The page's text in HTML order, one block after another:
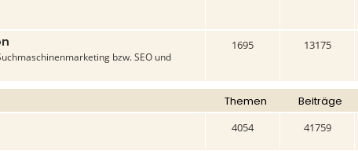
bzw. SEO und
1695 13175
Themen Beiträge
4054 41759